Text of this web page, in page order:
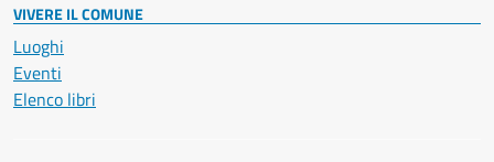
VIVERE IL COMUNE
Luoghi
Eventi
Elenco libri